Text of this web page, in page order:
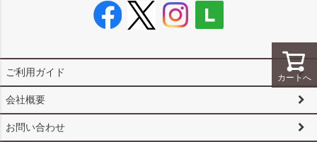
カートへ
ご利用ガイド
会社概要
お問い合わせ